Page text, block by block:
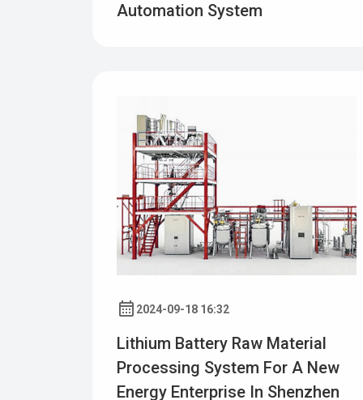
Automation System
2024-09-18 16:32
Lithium Battery Raw Material
Processing System For A New
Energy Enterprise In Shenzhen